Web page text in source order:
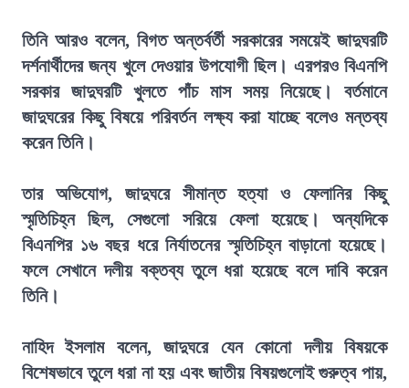
তিনি আরও বলেন, বিগত অন্তর্বর্তী সরকারের সময়েই জাদুঘরটি
দর্শনার্থীদের জন্য খুলে দেওয়ার উপযোগী ছিল। এরপরও বিএনপি
সরকার জাদুঘরটি খুলতে পাঁচ মাস সময় নিয়েছে। বর্তমানে
জাদুঘরের কিছু বিষয়ে পরিবর্তন লক্ষ্য করা যাচ্ছে বলেও মন্তব্য
করেন তিনি।
তার অভিযোগ, জাদুঘরে সীমান্ত হত্যা ও ফেলানির কিছু
স্মৃতিচিহ্ন ছিল, সেগুলো সরিয়ে ফেলা হয়েছে। অন্যদিকে
বিএনপির ১৬ বছর ধরে নির্যাতনের স্মৃতিচিহ্ন বাড়ানো হয়েছে।
ফলে সেখানে দলীয় বক্তব্য তুলে ধরা হয়েছে বলে দাবি করেন
তিনি।
নাহিদ ইসলাম বলেন, জাদুঘরে যেন কোনো দলীয় বিষয়কে
বিশেষভাবে তুলে ধরা না হয় এবং জাতীয় বিষয়গুলোই গুরুত্ব পায়,